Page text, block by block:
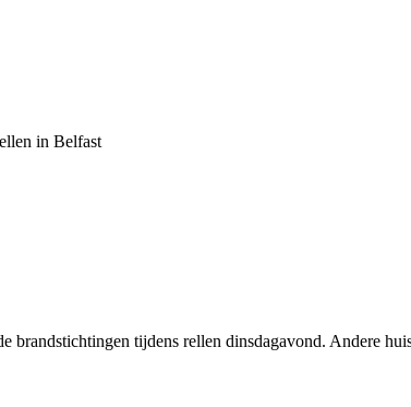
in Belfast
brandstichtingen tijdens rellen dinsdagavond. Andere